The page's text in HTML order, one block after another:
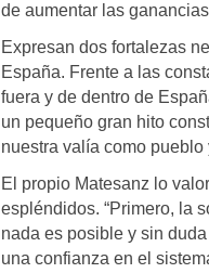
de aumentar las
Expresan dos fortalezas
España. Frente a las
fuera y de dentro de
un pequeño gran hito
nuestra valía como
El propio Matesanz lo
espléndidos. “Primero, la
nada es posible y sin
una confianza en el